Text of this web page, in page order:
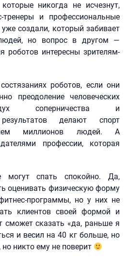
никогда не исчезнут,
тренеры и профессиональные
создали, который забивает
но вопрос в другом —
роботов интересны зрителям-
роботов, если они
преодоление человеческих
соперничества и
результатов делают спорт
миллионов людей. А
профессии, которая
могут спать спокойно. Да,
оценивать физическую форму
программы, но у них не
клиентов своей формой и
сможет сказать «да, раньше я
и весил на 40 кг больше, но
никто ему не поверит